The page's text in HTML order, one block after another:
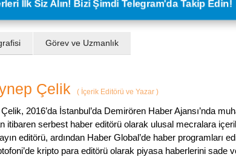
İlk Siz Alın! Bizi Şimdi Telegram'da Takip Edin!
Görev ve Uzmanlık
Çelik ( İçerik Editörü ve Yazar )
2016’da İstanbul’da Demirören Haber Ajansı’nda
itibaren serbest haber editörü olarak ulusal mecralara
editörü, ardından Haber Global’de haber programları
kripto para editörü olarak piyasa haberlerini sade